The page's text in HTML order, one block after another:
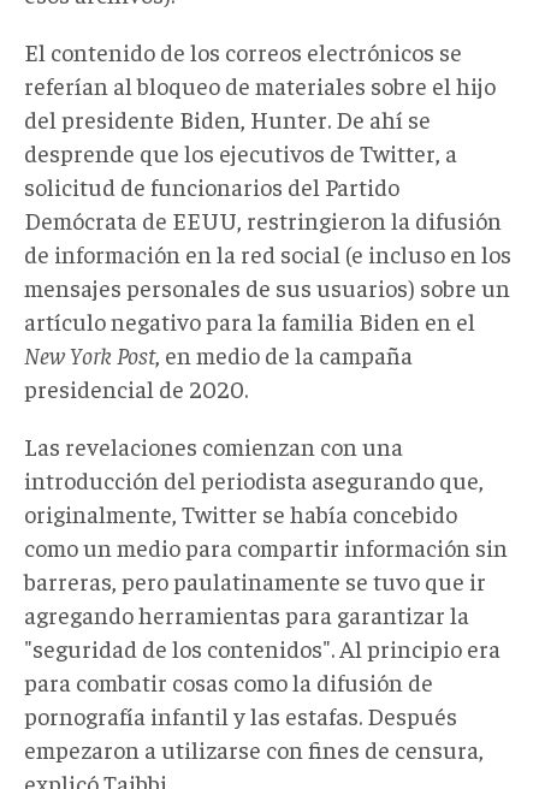
El contenido de los correos electrónicos se
referían al bloqueo de materiales sobre el hijo
del presidente Biden, Hunter. De ahí se
desprende que los ejecutivos de Twitter, a
solicitud de funcionarios del Partido
Demócrata de EEUU, restringieron la difusión
de información en la red social (e incluso en los
mensajes personales de sus usuarios) sobre un
artículo negativo para la familia Biden en el
NewYork Post, en medio de la campaña
presidencial de 2020.
Las revelaciones comienzan con una
introducción del periodista asegurando que,
originalmente, Twitter se había concebido
como un medio para compartir información sin
barreras, pero paulatinamente se tuvo que ir
agregando herramientas para garantizar la
"seguridad de los contenidos". Al principio era
para combatir cosas como la difusión de
pornografía infantil y las estafas. Después
empezaron a utilizarse con fines de censura,
explicó Taibbi.